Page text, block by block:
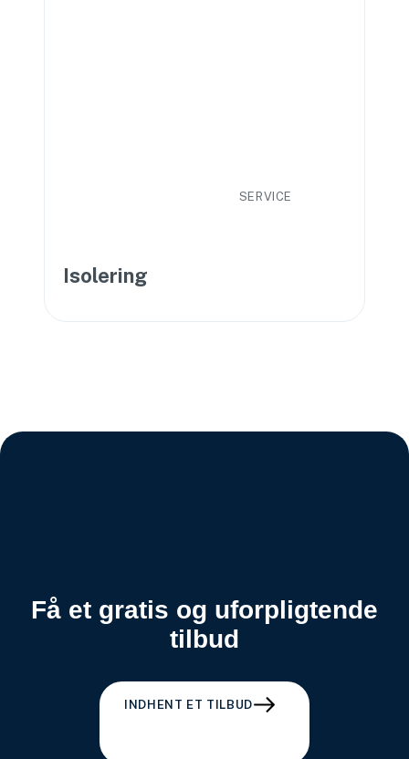
SERVICE
Isolering
Få et gratis og uforpligtende
tilbud
INDHENT ET TILBUD